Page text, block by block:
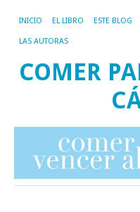
INICIO EL LIBRO ESTE BLOG
LAS AUTORAS
COMER